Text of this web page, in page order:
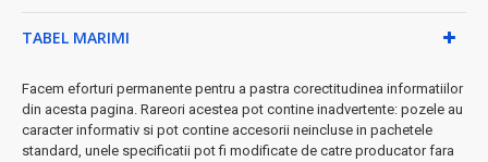
Panou de comandă mecanic
Beneficii garantate:
✓ Asamblare rapidă și simplă
✓ Funcționare silențioasă
TABEL MARIMI
Facem eforturi permanente pentru a pastra corectitudinea informatiilor
din acesta pagina. Rareori acestea pot contine inadvertente: pozele au
caracter informativ si pot contine accesorii neincluse in pachetele
standard, unele specificatii pot fi modificate de catre producator fara